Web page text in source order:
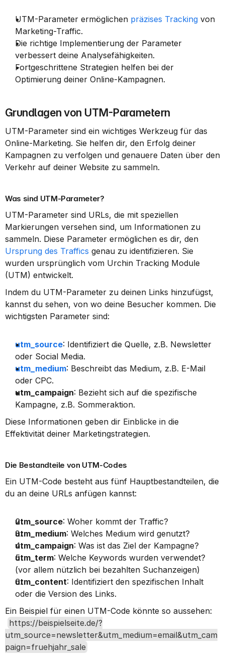
UTM-Parameter ermöglichen präzises Tracking von
Marketing-Traffic.
Die richtige Implementierung der Parameter
verbessert deine Analysefähigkeiten.
Fortgeschrittene Strategien helfen bei der
Optimierung deiner Online-Kampagnen.
Grundlagen von UTM-Parametern
UTM-Parameter sind ein wichtiges Werkzeug für das
Online-Marketing. Sie helfen dir, den Erfolg deiner
Kampagnen zu verfolgen und genauere Daten über den
Verkehr auf deiner Website zu sammeln.
Was sind UTM-Parameter?
UTM-Parameter sind URLs, die mit speziellen
Markierungen versehen sind, um Informationen zu
Ursprung des Traffics genau zu identifizieren. Sie
wurden ursprünglich vom Urchin Tracking Module
(UTM) entwickelt.
Indem du UTM-Parameter zu deinen Links hinzufügst,
kannst du sehen, von wo deine Besucher kommen. Die
wichtigsten Parameter sind:
utm_source: Identifiziert die Quelle, z.B. Newsletter
oder Social Media.
utm_medium: Beschreibt das Medium, z.B. E-Mail
oder CPC.
utm_campaign: Bezieht sich auf die spezifische
Kampagne, z.B. Sommeraktion.
Diese Informationen geben dir Einblicke in die
Effektivität deiner Marketingstrategien.
Die Bestandteile von UTM-Codes
Ein UTM-Code besteht aus fünf Hauptbestandteilen, die
du an deine URLs anfügen kannst:
utm_source: Woher kommt der Traffic?
utm_medium: Welches Medium wird genutzt?
utm_campaign: Was ist das Ziel der Kampagne?
utm_term: Welche Keywords wurden verwendet?
(vor allem nützlich bei bezahlten Suchanzeigen)
utm_content: Identifiziert den spezifischen Inhalt
oder die Version des Links.
Ein Beispiel für einen UTM-Code könnte so aussehen:
https://beispielseite.de/?
utm_source=newsletter&utm_medium=email&utm_cam
paign=fruehjahr_sale